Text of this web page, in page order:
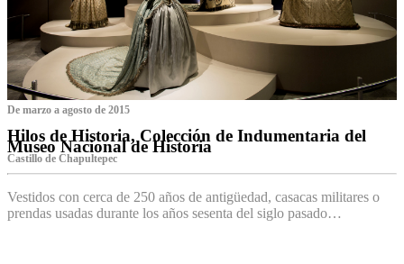
De marzo a agosto de 2015
Hilos de Historia, Colección de Indumentaria del
Museo Nacional de Historia
Castillo de Chapultepec
Vestidos con cerca de 250 años de antigüedad, casacas militares o
prendas usadas durante los años sesenta del siglo pasado…